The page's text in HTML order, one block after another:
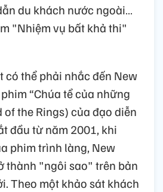
du khách nước ngoài…
"Nhiệm vụ bất khả thi"
có thể phải nhắc đến New
“Chúa tể của những
the Rings) của đạo diễn
đầu từ năm 2001, khi
phim trình làng, New
thành "ngôi sao" trên bản
Theo một khảo sát khách